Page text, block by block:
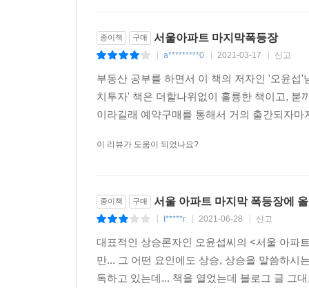
종이책 구매 서울아파트 마지막폭등장
a*********0 2021-03-17 신고
부동산 공부를 하면서 이 책의 저자인 '오윤섭
치투자' 책은 더할나위없이 훌륭한 책이고, 붇
이라길래 예약구매를 통해서 거의 출간되자
이 리뷰가 도움이 되었나요?
종이책 구매 서울 아파트 마지막 폭등장에
t*****r 2021-06-28 신고
대표적인 상승론자인 오윤섭씨의 <서울 아파
만... 그 어떤 요인에도 상승, 상승을 말씀하시
독하고 있는데... 책을 열었는데 블로그 글 그